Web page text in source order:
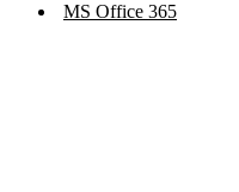
MS Office 365